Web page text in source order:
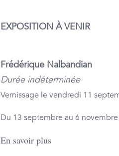
EXPOSITION À VENIR
Frédérique Nalbandian
Durée indéterminée
Vernissage le vendredi 11
Du 13 septembre au 6
En savoir plus